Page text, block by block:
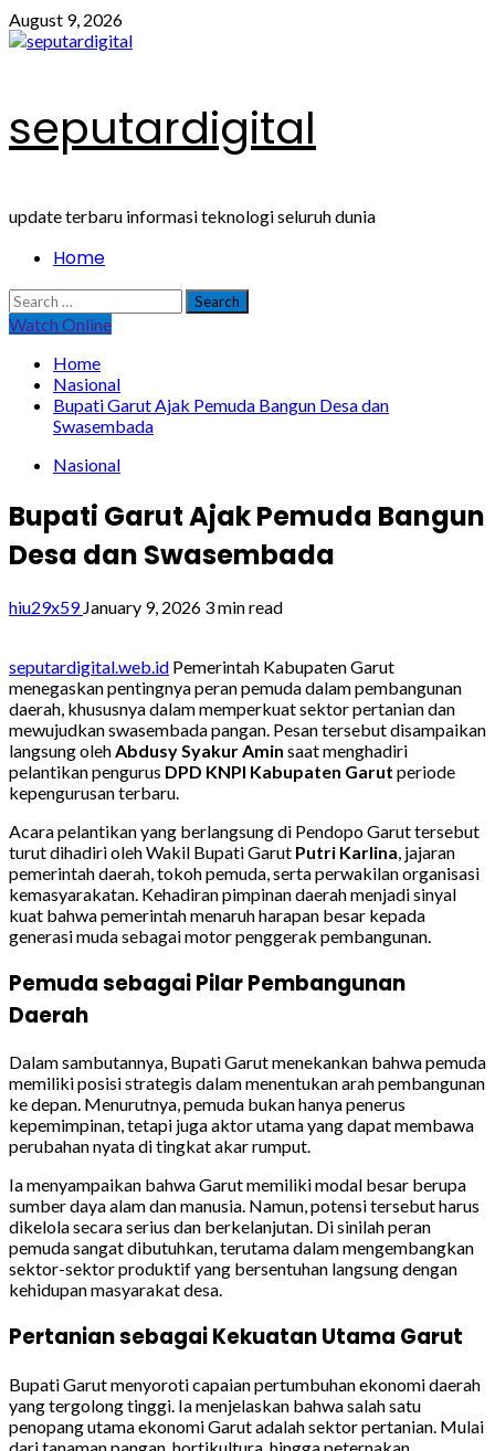
Skip
to
August 9, 2026
seputardigital
update terbaru informasi teknologi seluruh dunia
PrimaryHome
Search
for:
Watch Online
Home
Nasional
Bupati Garut Ajak Pemuda Bangun Desa dan
Swasembada
Nasional
Bupati Garut Ajak Pemuda Bangun
Desa dan Swasembada
hiu29x59January 9, 2026 3 min read
seputardigital.web.id Pemerintah Kabupaten Garut
menegaskan pentingnya peran pemuda dalam pembangunan
daerah, khususnya dalam memperkuat sektor pertanian dan
mewujudkan swasembada pangan. Pesan tersebut disampaikan
langsung olehAbdusy Syakur Amin saat menghadiri
pelantikan pengurus DPD KNPI Kabupaten Garut periode
kepengurusan terbaru.
Acara pelantikan yang berlangsung di Pendopo Garut tersebut
turut dihadiri oleh Wakil Bupati Garut Putri Karlina, jajaran
pemerintah daerah, tokoh pemuda, serta perwakilan organisasi
kemasyarakatan. Kehadiran pimpinan daerah menjadi sinyal
kuat bahwa pemerintah menaruh harapan besar kepada
generasi muda sebagai motor penggerak pembangunan.
Pemuda sebagai Pilar Pembangunan
Daerah
Dalam sambutannya, Bupati Garut menekankan bahwa pemuda
memiliki posisi strategis dalam menentukan arah pembangunan
ke depan. Menurutnya, pemuda bukan hanya penerus
kepemimpinan, tetapi juga aktor utama yang dapat membawa
perubahan nyata di tingkat akar rumput.
Ia menyampaikan bahwa Garut memiliki modal besar berupa
sumber daya alam dan manusia. Namun, potensi tersebut harus
dikelola secara serius dan berkelanjutan. Di sinilah peran
pemuda sangat dibutuhkan, terutama dalam mengembangkan
sektor-sektor produktif yang bersentuhan langsung dengan
kehidupan masyarakat desa.
Pertanian sebagai Kekuatan Utama Garut
Bupati Garut menyoroti capaian pertumbuhan ekonomi daerah
yang tergolong tinggi. Ia menjelaskan bahwa salah satu
penopang utama ekonomi Garut adalah sektor pertanian. Mulai
dari tanaman pangan, hortikultura, hingga peternakan,